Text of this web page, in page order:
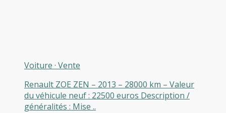
Voiture · Vente
Renault ZOE ZEN – 2013 – 28000 km – Valeur
du véhicule neuf : 22500 euros Description /
généralités : Mise ..